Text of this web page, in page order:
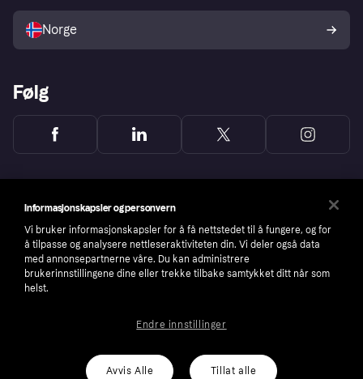
Norge
Følg
number: 556737-0431
Informasjonskapsler og personvern
Vi bruker informasjonskapsler for å få nettstedet til å fungere, og for
å tilpasse og analysere nettleseraktiviteten din. Vi deler også data
med annonsepartnerne våre. Du kan administrere
brukerinnstillingene dine eller trekke tilbake samtykket ditt når som
helst.
Avvis Alle Tillat alle
Endre innstillinger